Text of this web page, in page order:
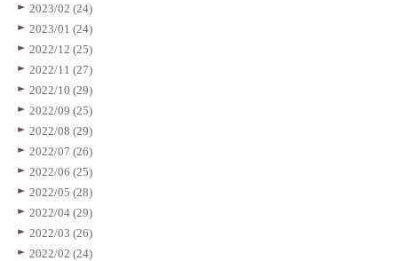
2023/02 (24)
2023/01 (24)
2022/12 (25)
2022/11 (27)
2022/10 (29)
2022/09 (25)
2022/08 (29)
2022/07 (26)
2022/06 (25)
2022/05 (28)
2022/04 (29)
2022/03 (26)
2022/02 (24)